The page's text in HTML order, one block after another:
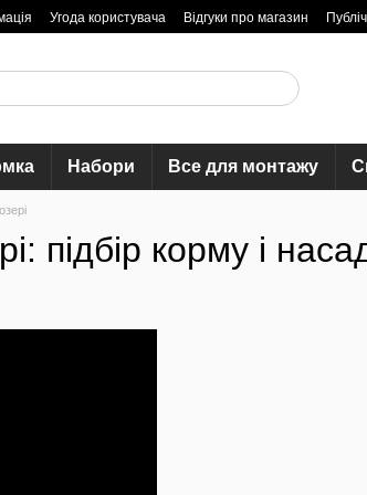
Угода користувача Відгуки про магазин
Набори Все для монтажу
підбір корму і